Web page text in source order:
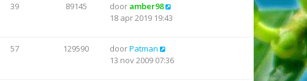
39 89145 door amber98
18 apr 2019 19:43
57 129590 doorPatman
13 nov 2009 07:36